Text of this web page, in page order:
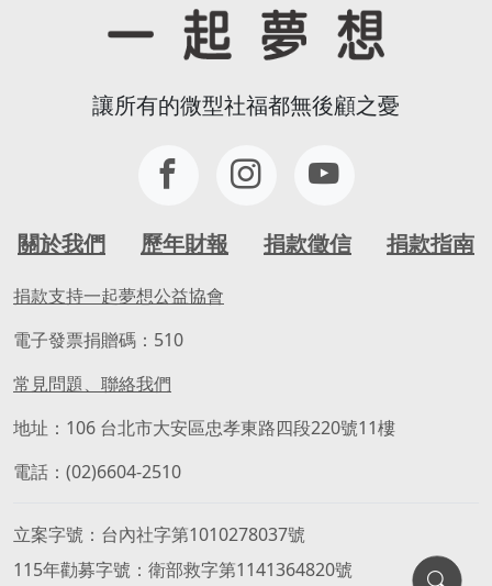
獲得妥善照顧，安心度過每一天。
每一次散步、每一次接送、每一次餵食，都
是牠們最珍貴的幸福時光。🐾
📢 服務提醒
物氣味及清潔工作，也需要適度體力協助。
如果您喜歡動物、不怕弄髒雙手，歡迎一起
境。
🎁 參與收穫
✨ 陪伴毛孩健康成長
🤝 認識一群熱愛動物的夥伴
❤️ 收穫滿滿療癒與成就感
🐾 牠們沒有選擇自己的命運，卻可以因為您
的加入，擁有更幸福的未來。
剪輯任務。
2.協助營隊簡單行政事項
志工能力需求：
具備團體帶領技巧
具帶領討論、彙整資訊的能力
能察覺他人的需求，並願意提供協助
具影片剪輯能力佳，若沒有剪輯經驗，也可
🎁志工福利：
1.本活動由訊連玩美教育基金會贊助，擔任
志工者可獲得威力導演電腦版正版軟體一
2. 本協會不定期舉辦影像剪輯、編修相關課
3. 營隊活動提供午餐。
4. 依志工實際服務時數，提供志工服務時數
讓所有的微型社福都無後顧之憂
關於我們 歷年財報 捐款徵信 捐款指南
捐款支持一起夢想公益協會
電子發票捐贈碼：510
常見問題、聯絡我們
地址：106 台北市大安區忠孝東路四段220號11樓
電話：(02)6604-2510
立案字號
台內社字第1010278037號
115年勸募字號
衛部救字第1141364820號